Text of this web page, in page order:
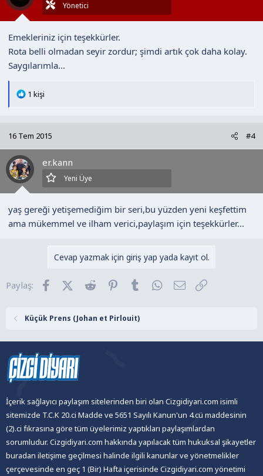
Yönetici
Emekleriniz için teşekkürler.
Rota belli olmadan seyir zordur; şimdi artık çok daha kolay.
Saygılarımla...
T
i
l
e
r
1 kişi
16 Tem 2015 #4
er.kann
Yeni Üye
yaş gereği yetişemediğim bir seri,bu yüzden yeni keşfettim
ama mükemmel ve ilham verici,paylaşım için teşekkürler...
Cevap yazmak için giriş yap yada kayıt ol.
Paylaş: FacebookX (Twitter)
Reddit Pinterest
Tumblr WhatsApp
E-posta
Küçük Prens (Johan et Pirlouit)
İçerik sağlayıcı paylaşım sitelerinden biri olan Cizgidiyari.com isimli
sitemizde T.C.K 20.ci Madde ve 5651 Sayılı Kanun'un 4.cü maddesinin
(2).ci fıkrasına göre tüm üyelerimiz yaptıkları paylaşımlardan
sorumludur. Cizgidiyari.com hakkında yapılacak tüm hukuksal şikayetler
buradan iletişime geçilmesi halinde ilgili kanunlar ve yönetmelikler
çerçevesinde en geç 1 (Bir) Hafta içerisinde Cizgidiyari.com yönetimi